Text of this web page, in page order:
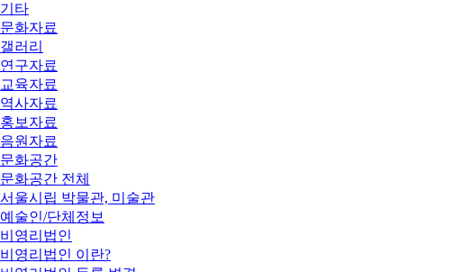
기타
문화자료
갤러리
연구자료
교육자료
역사자료
홍보자료
음원자료
문화공간
문화공간 전체
서울시립 박물관, 미술관
예술인/단체정보
비영리법인
비영리법인 이란?